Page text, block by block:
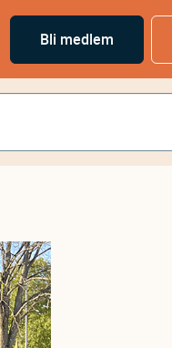
Bli medlem